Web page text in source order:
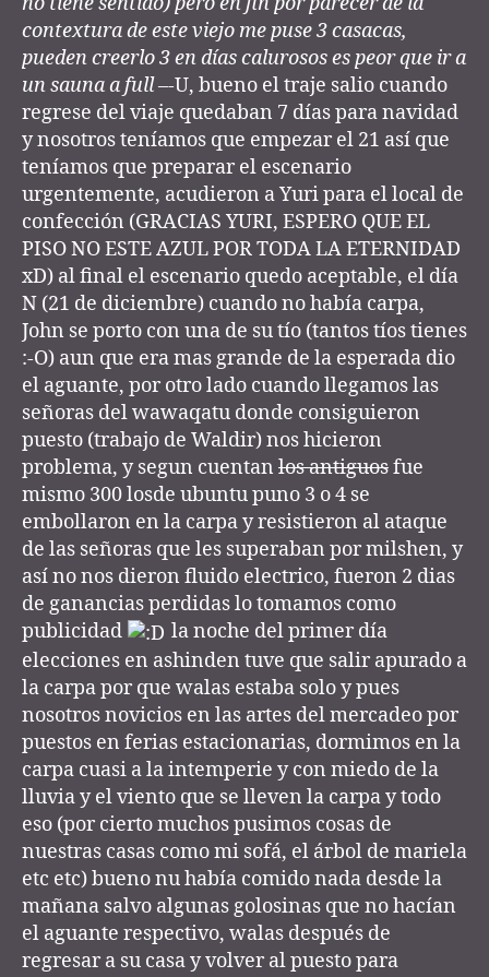
contextura de este viejo me puse 3 casacas,
pueden creerlo 3 en días calurosos es peor que ir a
un sauna a full –-U, bueno el traje salio cuando
regrese del viaje quedaban 7 días para navidad
y nosotros teníamos que empezar el 21 así que
teníamos que preparar el escenario
urgentemente, acudieron a Yuri para el local de
confección (GRACIAS YURI, ESPERO QUE EL
PISO NO ESTE AZUL POR TODA LA ETERNIDAD
xD) al final el escenario quedo aceptable, el día
N (21 de diciembre) cuando no había carpa,
John se porto con una de su tío (tantos tíos tienes
:-O) aun que era mas grande de la esperada dio
el aguante, por otro lado cuando llegamos las
señoras del wawaqatu donde consiguieron
puesto (trabajo de Waldir) nos hicieron
problema, y segun cuentan los antiguosfue
mismo 300 losde ubuntu puno 3 o 4 se
embollaron en la carpa y resistieron al ataque
de las señoras que les superaban por milshen, y
así no nos dieron fluido electrico, fueron 2 dias
de ganancias perdidas lo tomamos como
publicidad
la noche del primer día
elecciones en ashinden tuve que salir apurado a
la carpa por que walas estaba solo y pues
nosotros novicios en las artes del mercadeo por
puestos en ferias estacionarias, dormimos en la
carpa cuasi a la intemperie y con miedo de la
lluvia y el viento que se lleven la carpa y todo
eso (por cierto muchos pusimos cosas de
nuestras casas como mi sofá, el árbol de mariela
etc etc) bueno nu había comido nada desde la
mañana salvo algunas golosinas que no hacían
el aguante respectivo, walas después de
regresar a su casa y volver al puesto para